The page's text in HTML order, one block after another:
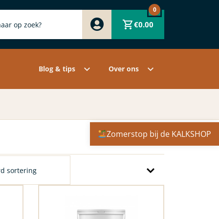
€0.00
0
Zwart
Grijs
Overige pigmenten
Blog & tips Over ons
Contact
Zomerstop bij de KALKSHOP